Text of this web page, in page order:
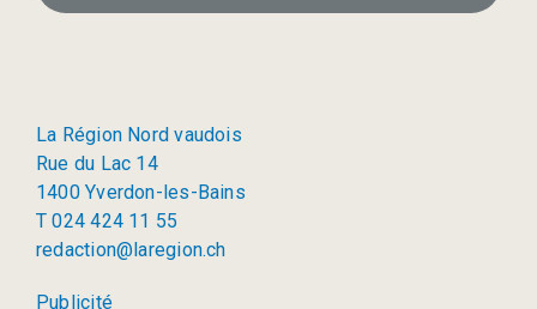
La Région Nord vaudois
Rue du Lac 14
1400 Yverdon-les-Bains
T 024 424 11 55
redaction@laregion.ch
Publicité